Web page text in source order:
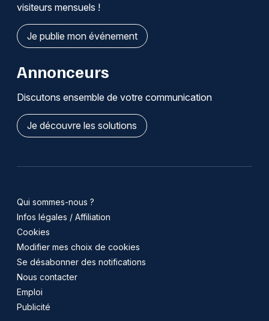
visiteurs mensuels !
Je publie mon événement
Annonceurs
Discutons ensemble de votre communication
Je découvre les solutions
Qui sommes-nous ?
Infos légales / Affiliation
Cookies
Modifier mes choix de cookies
Se désabonner des notifications
Nous contacter
Emploi
Publicité